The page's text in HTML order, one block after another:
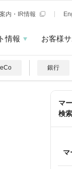
内・IR情報
情報 お客様
銀行
マ
検
マ